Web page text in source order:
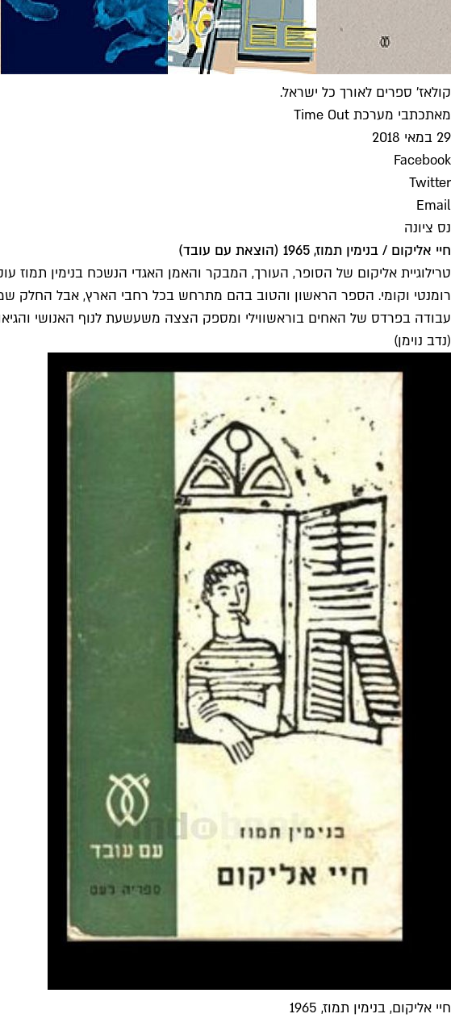
קולאז' ספרים לאורך כל ישראל.
מאתכתבי מערכת Time Out
29 במאי 2018
Facebook
Twitter
Email
נס ציונה
חיי אליקום / בנימין תמוז, 1965 (הוצאת עם עובד)
טרילוגיית אליקום של הסופר, העורך, המבקר והאמן האגדי הנשכח בנימין תמוז
רומנטי וקומי. הספר הראשון והטוב בהם מתרחש בכל רחבי הארץ, אבל החלק
עבודה בפרדס של האחים בוראשווילי ומספק הצצה משעשעת לנוף האנושי והגיאוגרפי של המקום בשנות ה־40, כשעוד היה מושבה באמת ולא
(נדב נוימן)
חיי אליקום, בנימין תמוז, 1965